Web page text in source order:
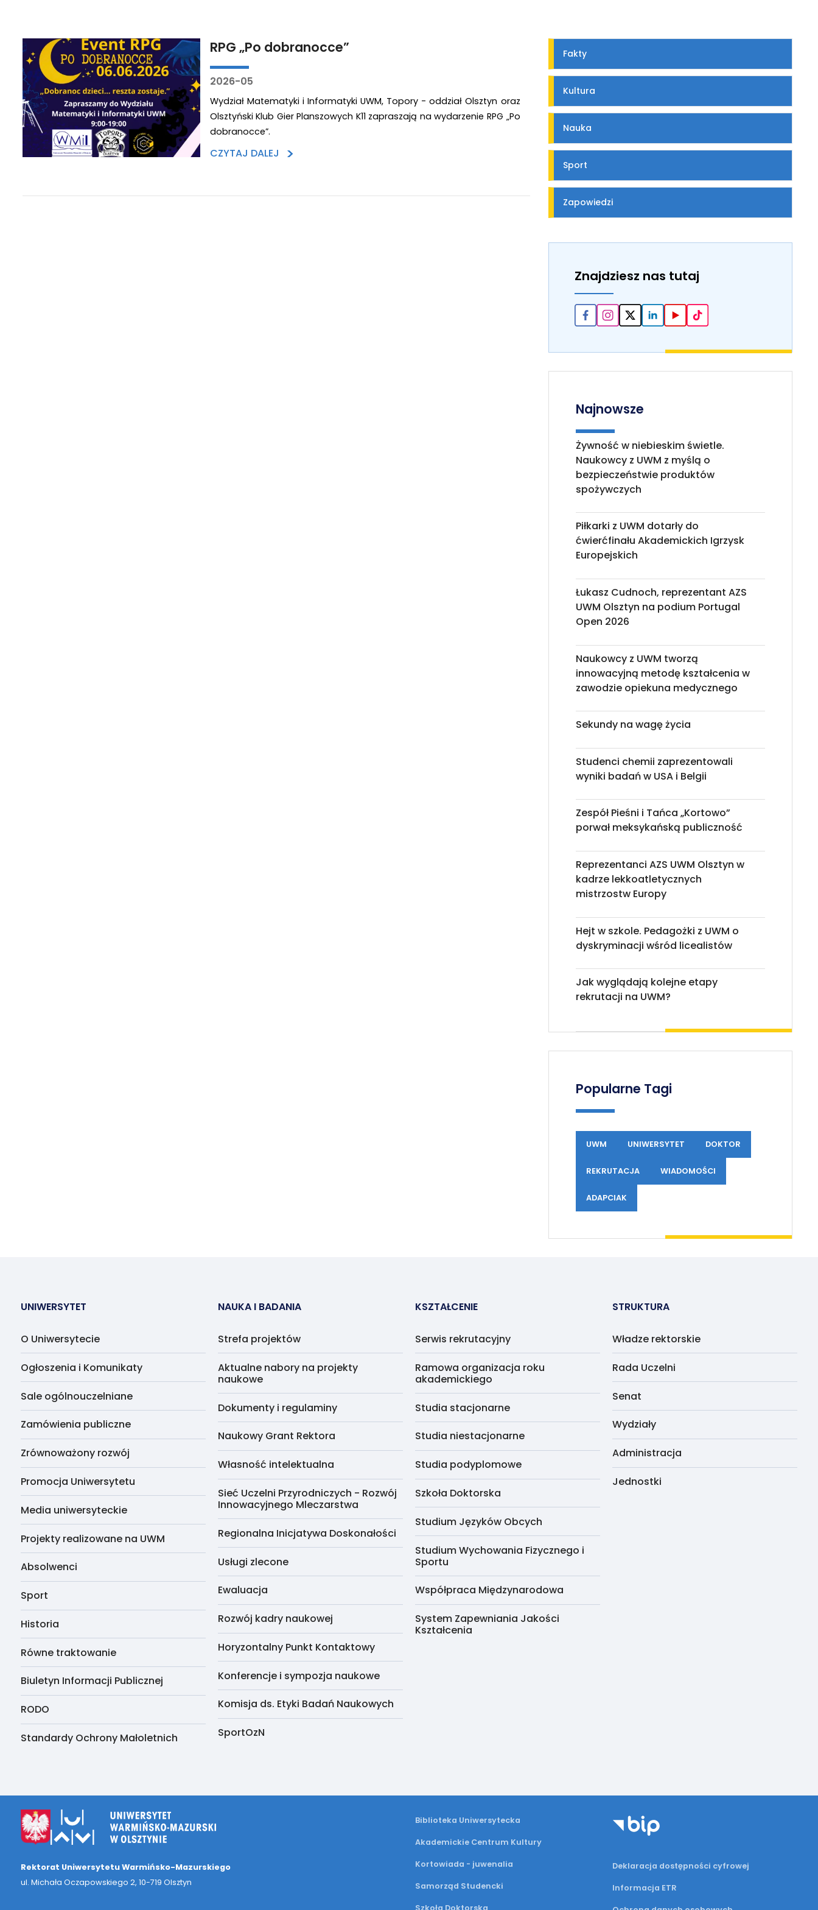
RPG „Po dobranocce”
2026-05
Wydział Matematyki i Informatyki UWM, Topory - oddział Olsztyn oraz
Olsztyński Klub Gier Planszowych K11 zapraszają na wydarzenie RPG „Po
dobranocce”.
CZYTAJ DALEJ >
Fakty
Kultura
Nauka
Sport
Zapowiedzi
Znajdziesz nas tutaj
Najnowsze
Żywność w niebieskim świetle.
Naukowcy z UWM z myślą o
bezpieczeństwie produktów
spożywczych
Piłkarki z UWM dotarły do
ćwierćfinału Akademickich Igrzysk
Europejskich
Łukasz Cudnoch, reprezentant AZS
UWM Olsztyn na podium Portugal
Open 2026
Naukowcy z UWM tworzą
innowacyjną metodę kształcenia w
zawodzie opiekuna medycznego
Sekundy na wagę życia
Studenci chemii zaprezentowali
wyniki badań w USA i Belgii
Zespół Pieśni i Tańca „Kortowo”
porwał meksykańską publiczność
Reprezentanci AZS UWM Olsztyn w
kadrze lekkoatletycznych
mistrzostw Europy
Hejt w szkole. Pedagożki z UWM o
dyskryminacji wśród licealistów
Jak wyglądają kolejne etapy
rekrutacji na UWM?
Popularne Tagi
UWM UNIWERSYTET DOKTOR
REKRUTACJA WIADOMOŚCI
ADAPCIAK
UNIWERSYTET
O Uniwersytecie
Ogłoszenia i Komunikaty
Sale ogólnouczelniane
Zamówienia publiczne
Zrównoważony rozwój
Promocja Uniwersytetu
Media uniwersyteckie
Projekty realizowane na UWM
Absolwenci
Sport
Historia
Równe traktowanie
Biuletyn Informacji Publicznej
RODO
Standardy Ochrony Małoletnich
NAUKA I BADANIA
Strefa projektów
Aktualne nabory na projekty
naukowe
Dokumenty i regulaminy
Naukowy Grant Rektora
Własność intelektualna
Sieć Uczelni Przyrodniczych - Rozwój
Innowacyjnego Mleczarstwa
Regionalna Inicjatywa Doskonałości
Usługi zlecone
Ewaluacja
Rozwój kadry naukowej
Horyzontalny Punkt Kontaktowy
Konferencje i sympozja naukowe
Komisja ds. Etyki Badań Naukowych
SportOzN
KSZTAŁCENIE
Serwis rekrutacyjny
Ramowa organizacja roku
akademickiego
Studia stacjonarne
Studia niestacjonarne
Studia podyplomowe
Szkoła Doktorska
Studium Języków Obcych
Studium Wychowania Fizycznego i
Sportu
Współpraca Międzynarodowa
System Zapewniania Jakości
Kształcenia
STRUKTURA
Władze rektorskie
Rada Uczelni
Senat
Wydziały
Administracja
Jednostki
Rektorat Uniwersytetu Warmińsko-Mazurskiego
ul. Michała Oczapowskiego 2, 10-719 Olsztyn
Biblioteka Uniwersytecka
Akademickie Centrum Kultury
Kortowiada - juwenalia
Samorząd Studencki
Szkoła Doktorska
Deklaracja dostępności cyfrowej
Informacja ETR